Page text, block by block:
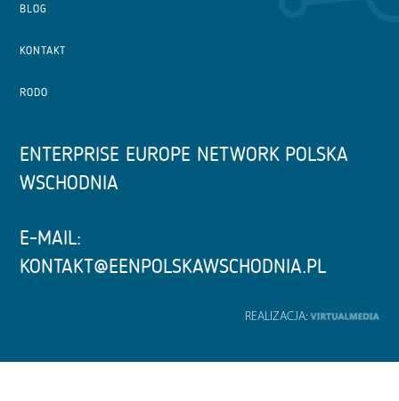
BLOG
KONTAKT
RODO
ENTERPRISE EUROPE NETWORK POLSKA
WSCHODNIA
E-MAIL:
KONTAKT@EENPOLSKAWSCHODNIA.PL
REALIZACJA: